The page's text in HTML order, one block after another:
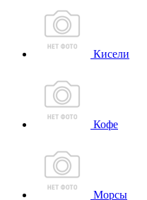
Кисели
Кофе
Морсы